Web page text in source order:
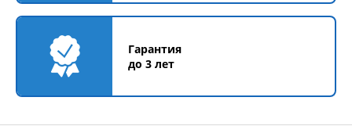
Гарантия
до 3 лет